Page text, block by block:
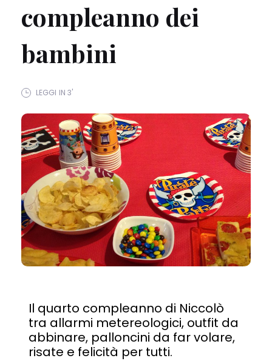
compleanno dei
bambini
LEGGI IN 3'
Il quarto compleanno di Niccolò
tra allarmi metereologici, outfit da
abbinare, palloncini da far volare,
risate e felicità per tutti.